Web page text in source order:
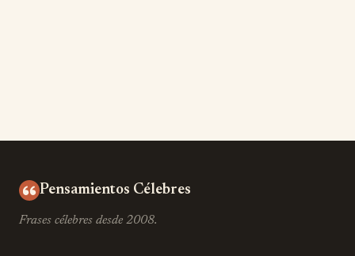
Pensamientos Célebres
Frases célebres desde 2008.